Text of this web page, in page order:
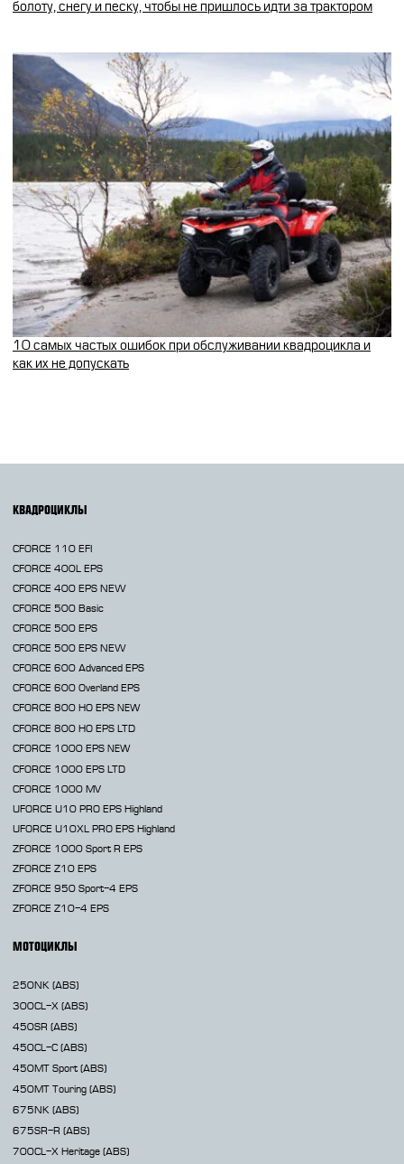
болоту, снегу и песку, чтобы не пришлось идти за трактором
10 самых частых ошибок при обслуживании квадроцикла и
как их не допускать
КВАДРОЦИКЛЫ
CFORCE 110 EFI
CFORCE 400L EPS
CFORCE 400 EPS NEW
CFORCE 500 Basic
CFORCE 500 EPS
CFORCE 500 EPS NEW
CFORCE 600 Advanced EPS
CFORCE 600 Overland EPS
CFORCE 800 HO EPS NEW
CFORCE 800 HO EPS LTD
CFORCE 1000 EPS NEW
CFORCE 1000 EPS LTD
CFORCE 1000 MV
UFORCE U10 PRO EPS Highland
UFORCE U10XL PRO EPS Highland
ZFORCE 1000 Sport R EPS
ZFORCE Z10 EPS
ZFORCE 950 Sport-4 EPS
ZFORCE Z10-4 EPS
МОТОЦИКЛЫ
250NK (ABS)
300CL-X (ABS)
450SR (ABS)
450CL-C (ABS)
450MT Sport (ABS)
450MT Touring (ABS)
675NK (ABS)
675SR-R (ABS)
700CL-X Heritage (ABS)